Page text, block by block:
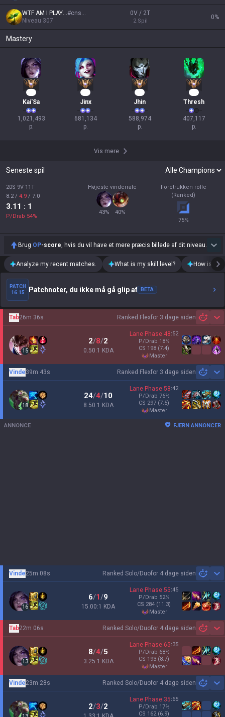
WTF AM I PLAYING#cnszn
Niveau 307
0V / 2T
2 Spil
0%
Mastery
Kai'Sa
1,021,493
p.
Jinx
681,134
p.
Jhin
588,974
p.
Thresh
407,117
p.
Vis mere
Seneste spil
20S 9V 11T
8.2/ 4.9 / 7.0
3.11 : 1
P/Drab 54%
Højeste vinderrate
43% 40%
Foretrukken rolle
(Ranked)
75%
Brug OP-score, hvis du vil have et mere præcis billede af dit niveau.
Analyze my recent matches. What is my skill level? How is my
PATCH
16.15
Patchnoter, du ikke må gå glip af BETA
Ranked Flexfor 3 dage siden
Tab26m 36s
15
2/8/2
0.50:1 KDA
Lane Phase 48:52
P/Drab 18%
CS 198 (7.4)
master
Ranked Flexfor 3 dage siden
Vinde39m 43s
18
24/4/10
8.50:1 KDA
Lane Phase 58:42
P/Drab 76%
CS 297 (7.5)
master
ANNONCE FJERN ANNONCER
Ranked Solo/Duofor 4 dage siden
Vinde25m 08s
16
6/1/9
15.00:1 KDA
Lane Phase 55:45
P/Drab 52%
CS 284 (11.3)
master
Ranked Solo/Duofor 4 dage siden
Tab22m 06s
13
8/4/5
3.25:1 KDA
Lane Phase 65:35
P/Drab 68%
CS 193 (8.7)
master
Ranked Solo/Duofor 4 dage siden
Vinde23m 28s
2/3/2
Lane Phase 35:65
P/Drab 17%
CS 162 (6.9)